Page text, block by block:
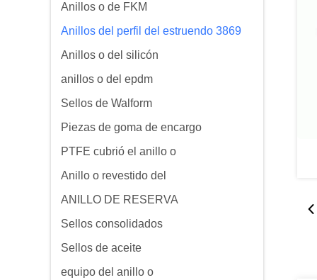
Anillos o de FKM
Anillos del perfil del estruendo 3869
Anillos o del silicón
anillos o del epdm
Sellos de Walform
Piezas de goma de encargo
PTFE cubrió el anillo o
Anillo o revestido del
ANILLO DE RESERVA
Sellos consolidados
Sellos de aceite
equipo del anillo o